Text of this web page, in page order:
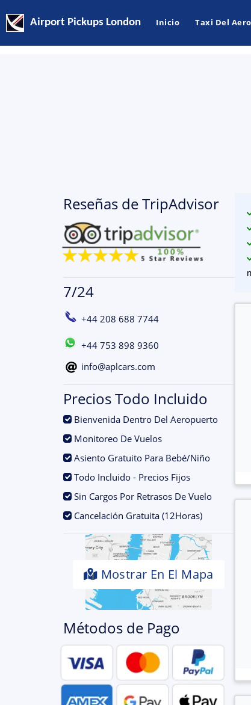
Airport Pickups London Inicio Taxi Del
Reseñas de TripAdvisor
7/24
+44 208 688 7744
+44 753 898 9360
info@aplcars.com
Precios Todo Incluido
Bienvenida Dentro Del Aeropuerto
Monitoreo De Vuelos
Asiento Gratuito Para Bebé/Niño
Todo Incluido - Precios Fijos
Sin Cargos Por Retrasos De Vuelo
Cancelación Gratuita (12Horas)
Mostrar En El Mapa
Métodos de Pago